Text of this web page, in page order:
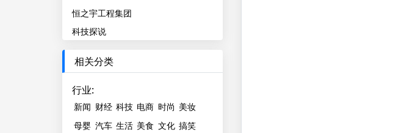
恒之宇工程集团
科技探说
相关分类
行业:
新闻 财经 科技 电商 时尚 美妆
母婴 汽车 生活 美食 文化 搞笑